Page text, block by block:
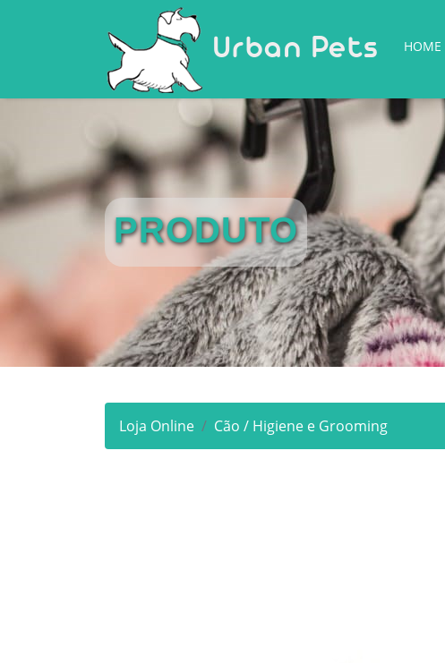
Urban Pets HOME
PRODUTO
Loja Online Cão / Higiene e Grooming